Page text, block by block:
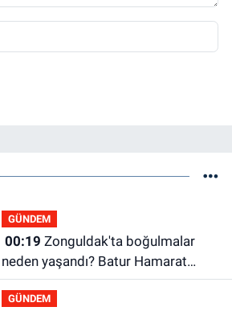
GÜNDEM
00:19
neden yaşandı? Batur Hamarat
böyle uyardı!
GÜNDEM